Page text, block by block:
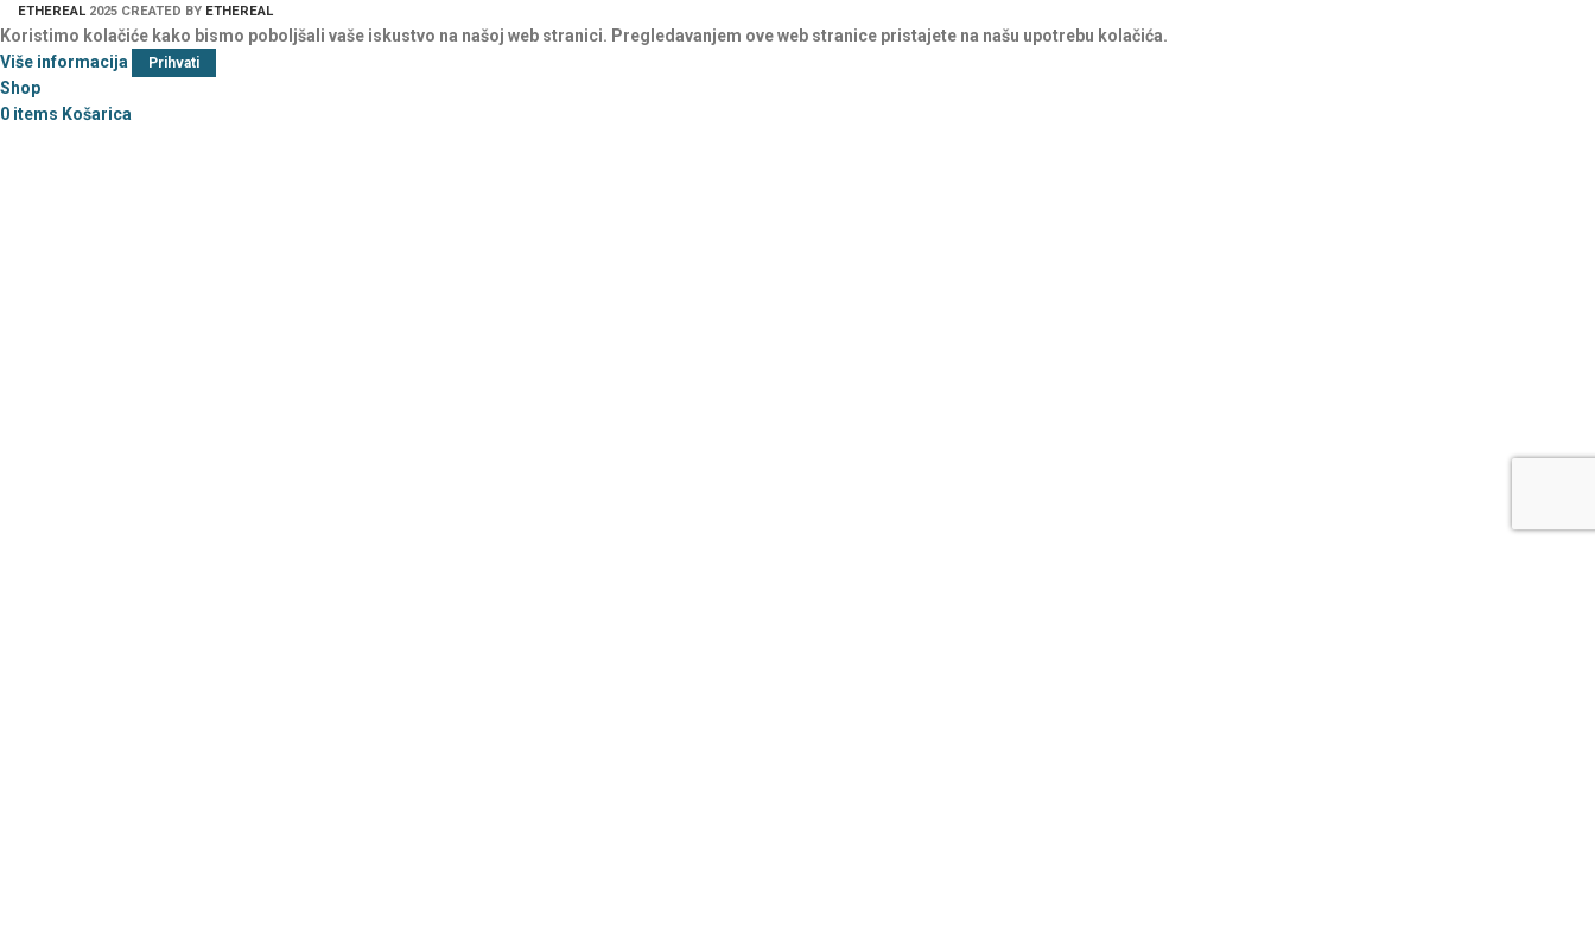
ETHEREAL 2025 CREATED BY ETHEREAL
Koristimo kolačiće kako bismo poboljšali vaše iskustvo na našoj web stranici. Pregledavanjem ove web stranice pristajete na našu upotrebu kolačića.
Više informacija
Prihvati
Shop
0 items Košarica